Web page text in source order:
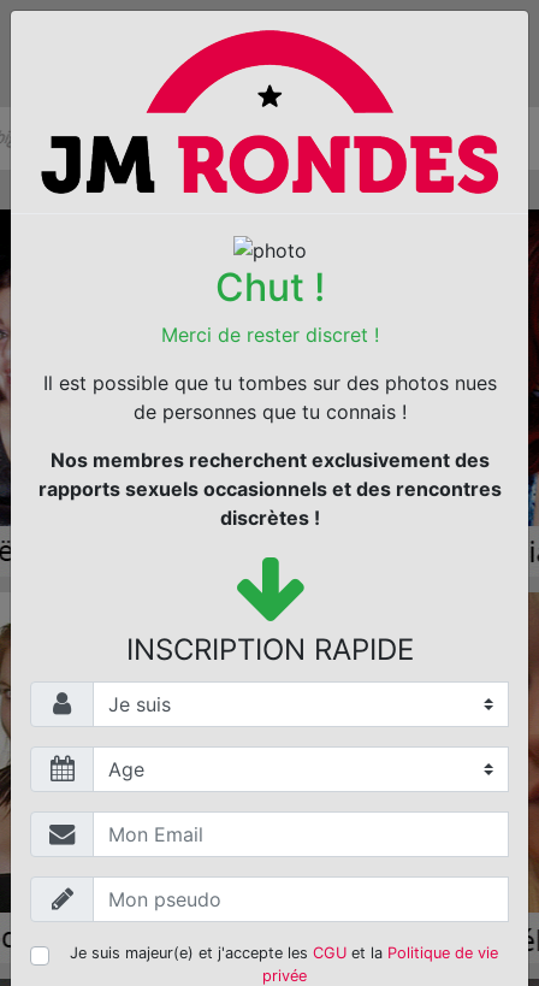
Chut !
Merci de rester discret !
Il est possible que tu tombes sur des photos nues
de personnes que tu connais !
Nos membres recherchent exclusivement des
rapports sexuels occasionnels et des rencontres
discrètes !
INSCRIPTION RAPIDE
Je suis majeur(e) et j'accepte les CGU et la Politique de vie
privée